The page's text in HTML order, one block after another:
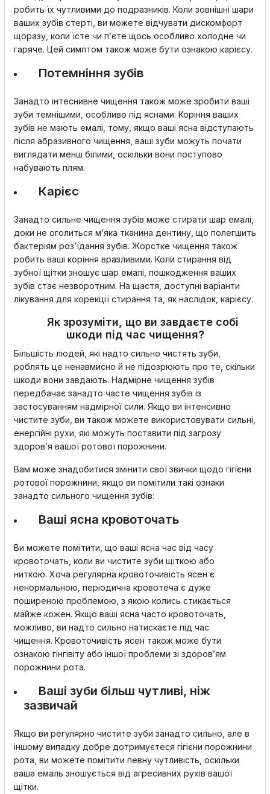
робить їх чутливими до подразників. Коли зовнішні шари
ваших зубів стерті, ви можете відчувати дискомфорт
щоразу, коли їсте чи п’єте щось особливо холодне чи
гаряче. Цей симптом також може бути ознакою карієсу.
Потемніння зубів
Занадто інтеснивне чищення також може зробити ваші
зуби темнішими, особливо під яснами. Коріння ваших
зубів не мають емалі, тому, якщо ваші ясна відступають
після абразивного чищення, ваші зуби можуть почати
виглядати менш білими, оскільки вони поступово
набувають плям.
Карієс
Занадто сильне чищення зубів може стирати шар емалі,
доки не оголиться м’яка тканина дентину, що полегшить
бактеріям роз’їдання зубів. Жорстке чищення також
робить ваші коріння вразливими. Коли стирання від
зубної щітки зношує шар емалі, пошкодження ваших
зубів стає незворотним. На щастя, доступні варіанти
лікування для корекції стирання та, як наслідок, карієсу.
Як зрозуміти, що ви завдаєте собі
шкоди під час чищення?
Більшість людей, які надто сильно чистять зуби,
роблять це ненавмисно й не підозрюють про те, скільки
шкоди вони завдають. Надмірне чищення зубів
передбачає занадто часте чищення зубів із
застосуванням надмірної сили. Якщо ви інтенсивно
чистите зуби, ви також можете використовувати сильні,
енергійні рухи, які можуть поставити під загрозу
здоров’я вашої ротової порожнини.
Вам може знадобитися змінити свої звички щодо гігієни
ротової порожнини, якщо ви помітили такі ознаки
занадто сильного чищення зубів:
Ваші ясна кровоточать
Ви можете помітити, що ваші ясна час від часу
кровоточать, коли ви чистите зуби щіткою або
ниткою. Хоча регулярна кровоточивість ясен є
ненормальною, періодична кровотеча є дуже
поширеною проблемою, з якою колись стикається
майже кожен. Якщо ваші ясна часто кровоточать,
можливо, ви надто сильно натискаєте під час
чищення. Кровоточивість ясен також може бути
ознакою гінгівіту або іншої проблеми зі здоров’ям
порожнини рота.
Ваші зуби більш чутливі, ніж
зазвичай
Якщо ви регулярно чистите зуби занадто сильно, але в
іншому випадку добре дотримуєтеся гігієни порожнини
рота, ви можете помітити певну чутливість, оскільки
ваша емаль зношується від агресивних рухів вашої
щітки.